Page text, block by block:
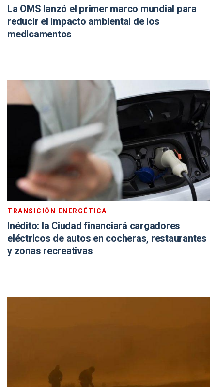
La OMS lanzó el primer marco mundial para
reducir el impacto ambiental de los
medicamentos
TRANSICIÓN ENERGÉTICA
Inédito: la Ciudad financiará cargadores
eléctricos de autos en cocheras, restaurantes
y zonas recreativas